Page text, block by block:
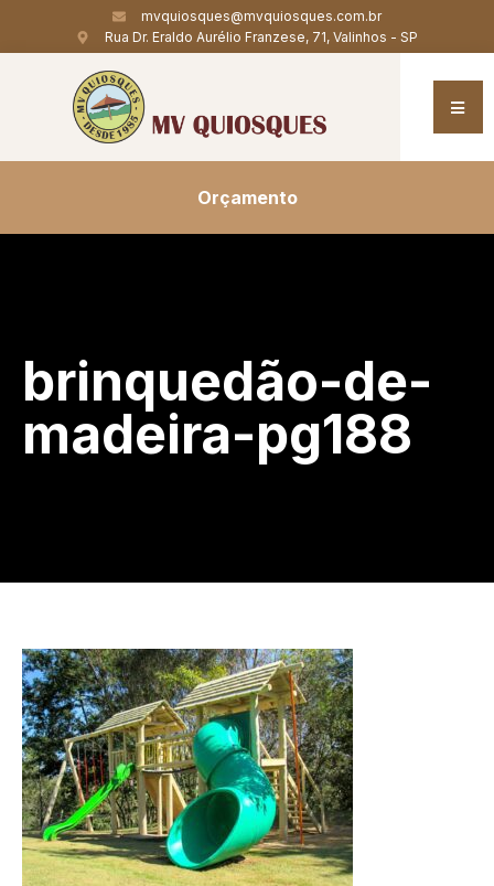
mvquiosques@mvquiosques.com.br
Rua Dr. Eraldo Aurélio Franzese, 71, Valinhos - SP
Orçamento
brinquedão-de-
madeira-pg188